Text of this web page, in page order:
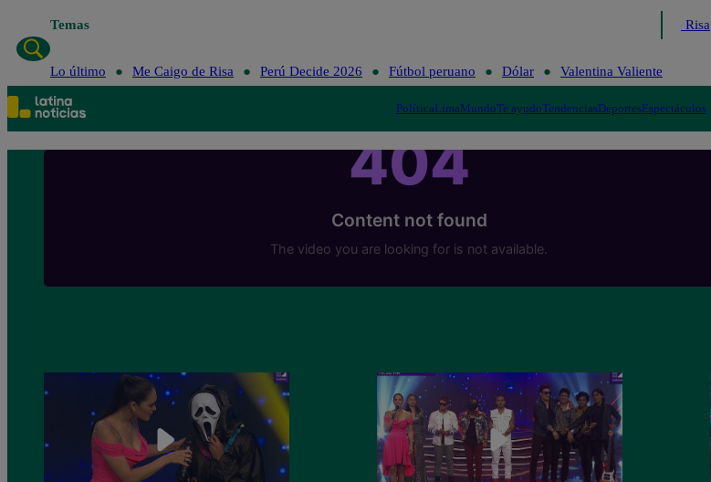
Temas Me Caigo de Risa
Lo último Me Caigo de Risa Perú Decide 2026 Fútbol peruano Dólar Valentina Valiente
PolíticaLimaMundoTe ayudoTendenciasDeportesEspectáculos